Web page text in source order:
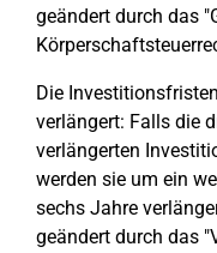
geändert durch das
Die
verlängert: Falls die
verlängerten
werden sie um ein
sechs Jahre
geändert durch das